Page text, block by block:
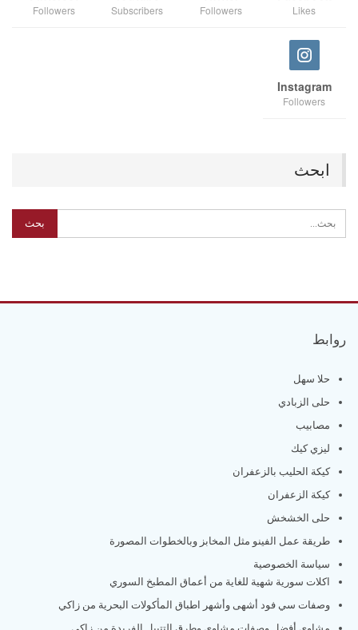
Likes
Followers
Subscribers
Followers
Instagram
Followers
ابحث
روابط
حلا سهل
حلى الزبادي
مصابيب
ليزي كيك
كيكة الحليب بالزعفران
كيكة الزعفران
حلى الخشخش
طريقة عمل الفينو مثل المخابز وبالخطوات المصورة
سياسة الخصوصية
اكلات سورية شهية للغاية من أعماق المطبخ السوري
وصفات سي فود أشهى وأشهر اطباق المأكولات البحرية من زاكي